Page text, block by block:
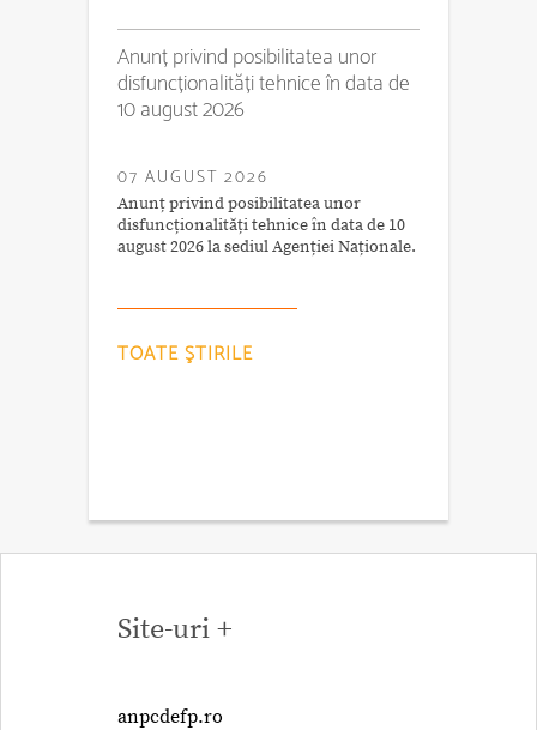
Anunț privind posibilitatea unor
disfuncționalități tehnice în data de
10 august 2026
07 AUGUST 2026
Anunț privind posibilitatea unor
disfuncționalități tehnice în data de 10
august 2026 la sediul Agenției Naționale.
TOATE ŞTIRILE
Site-uri +
anpcdefp.ro